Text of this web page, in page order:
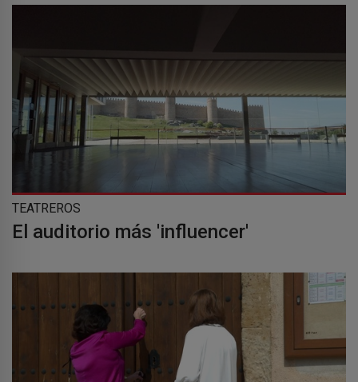
TEATREROS
El auditorio más 'influencer'